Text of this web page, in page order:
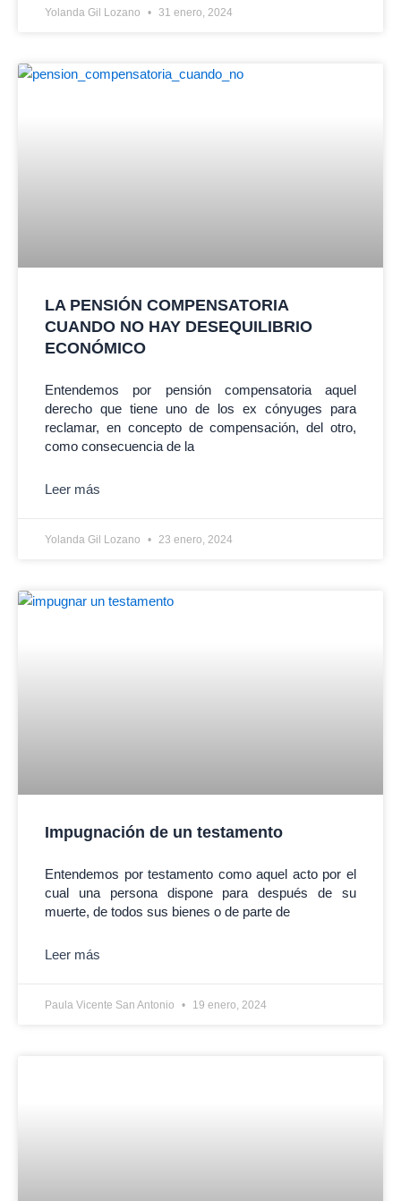
Yolanda Gil Lozano 31 enero, 2024
LA PENSIÓN COMPENSATORIA
CUANDO NO HAY DESEQUILIBRIO
ECONÓMICO
Entendemos por pensión compensatoria aquel
derecho que tiene uno de los ex cónyuges para
reclamar, en concepto de compensación, del otro,
como consecuencia de la
Leer más
Yolanda Gil Lozano 23 enero, 2024
Impugnación de un testamento
Entendemos por testamento como aquel acto por el
cual una persona dispone para después de su
muerte, de todos sus bienes o de parte de
Leer más
Paula Vicente San Antonio 19 enero, 2024